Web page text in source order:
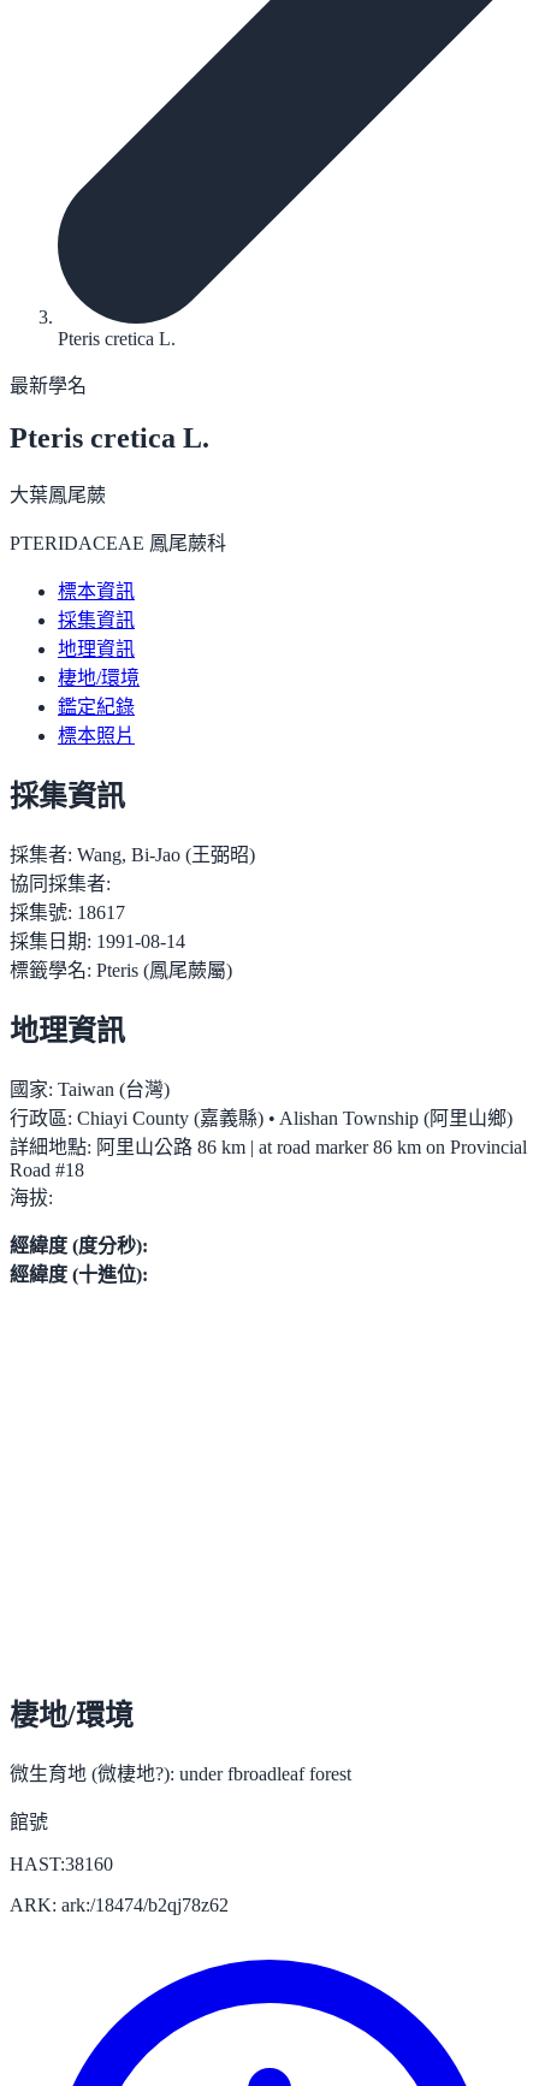
Pteris cretica L.
最新學名
Pteris cretica L.
大葉鳳尾蕨
PTERIDACEAE 鳳尾蕨科
標本資訊
採集資訊
地理資訊
棲地/環境
鑑定紀錄
標本照片
採集資訊
採集者: Wang, Bi-Jao (王弼昭)
協同採集者:
採集號: 18617
採集日期: 1991-08-14
標籤學名: Pteris (鳳尾蕨屬)
地理資訊
國家: Taiwan (台灣)
行政區: Chiayi County (嘉義縣) • Alishan Township (阿里山鄉)
詳細地點: 阿里山公路 86 km | at road marker 86 km on Provincial
Road #18
海拔:
經緯度 (度分秒):
經緯度 (十進位):
棲地/環境
微生育地 (微棲地?): under fbroadleaf forest
館號
HAST:38160
ARK: ark:/18474/b2qj78z62